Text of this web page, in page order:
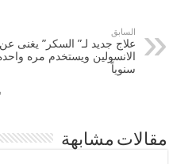
السابق
علاج جديد لـ” السكر” يغنى عن
الانسولين ويستخدم مره
سنوياً
مقالات مشابهة